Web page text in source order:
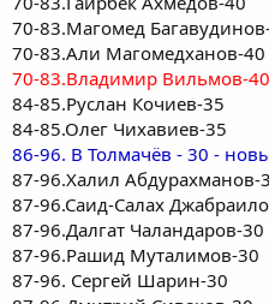
70-83.Магомед
70-83.Али Магомедханов-40
70-83.Владимир Вильмов-40
84-85.Руслан Кочиев-35
84-85.Олег Чихавиев-35
86-96. В Толмачёв - 30 -
87-96.Халил Абдурахманов-
87-96.Саид-Салах
87-96.Далгат Чаландаров-30
87-96.Рашид Муталимов-30
87-96. Сергей Шарин-30